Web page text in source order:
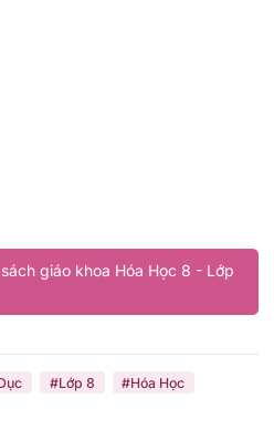
giáo khoa Hóa Học 8 - Lớp
#Lớp 8 #Hóa Học